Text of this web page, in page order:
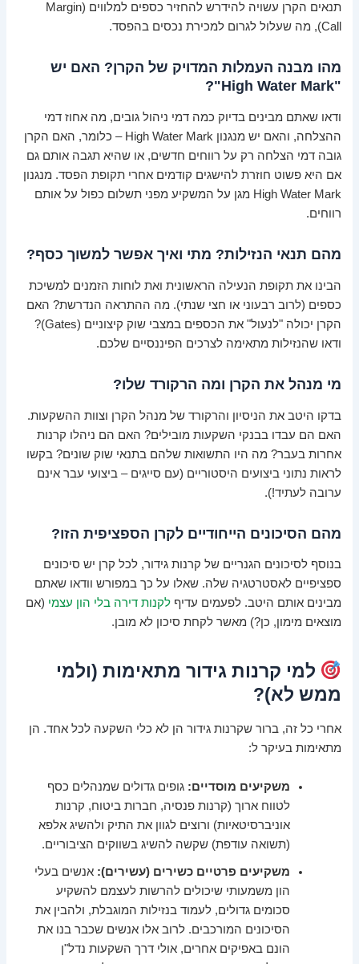
תנאים הקרן עשויה להידרש להחזיר כספים למלווים (Margin
Call), מה שעלול לגרום למכירת נכסים בהפסד.
מהו מבנה העמלות המדויק של הקרן? האם יש
"High Water Mark"?
ודאו שאתם מבינים בדיוק כמה דמי ניהול גובים, מה אחוז דמי
ההצלחה, והאם יש מנגנון High Water Mark – כלומר, האם הקרן
גובה דמי הצלחה רק על רווחים חדשים, או שהיא תגבה אותם גם
אם היא פשוט חוזרת להישגים קודמים אחרי תקופת הפסד. מנגנון
High Water Mark מגן על המשקיע מפני תשלום כפול על אותם
רווחים.
מהם תנאי הנזילות? מתי ואיך אפשר למשוך כסף?
הבינו את תקופת הנעילה הראשונית ואת לוחות הזמנים למשיכת
כספים (לרוב רבעוני או חצי שנתי). מה ההתראה הנדרשת? האם
הקרן יכולה "לנעול" את הכספים במצבי שוק קיצוניים (Gates)?
ודאו שהנזילות מתאימה לצרכים הפיננסיים שלכם.
מי מנהל את הקרן ומה הרקורד שלו?
בדקו היטב את הניסיון והרקורד של מנהל הקרן וצוות ההשקעות.
האם הם עבדו בבנקי השקעות מובילים? האם הם ניהלו קרנות
אחרות בעבר? מה היו התשואות שלהם בתנאי שוק שונים? בקשו
לראות נתוני ביצועים היסטוריים (עם סייגים – ביצועי עבר אינם
ערובה לעתיד!).
מהם הסיכונים הייחודיים לקרן הספציפית הזו?
בנוסף לסיכונים הגנריים של קרנות גידור, לכל קרן יש סיכונים
ספציפיים לאסטרטגיה שלה. שאלו על כך במפורש וודאו שאתם
מבינים אותם היטב. לפעמים עדיףלקנות דירה בלי הון עצמי (אם
מוצאים מימון, כן?) מאשר לקחת סיכון לא מובן.
למי קרנות גידור מתאימות (ולמי
ממש לא)?
אחרי כל זה, ברור שקרנות גידור הן לא כלי השקעה לכל אחד. הן
מתאימות בעיקר ל:
משקיעים מוסדיים: גופים גדולים שמנהלים כסף
לטווח ארוך (קרנות פנסיה, חברות ביטוח, קרנות
אוניברסיטאיות) ורוצים לגוון את התיק ולהשיג אלפא
(תשואה עודפת) שקשה להשיג בשווקים הציבוריים.
משקיעים פרטיים כשירים (עשירים): אנשים בעלי
הון משמעותי שיכולים להרשות לעצמם להשקיע
סכומים גדולים, לעמוד בנזילות המוגבלת, ולהבין את
הסיכונים המורכבים. לרוב אלו אנשים שכבר בנו את
הונם באפיקים אחרים, אולי דרך השקעות נדל"ן